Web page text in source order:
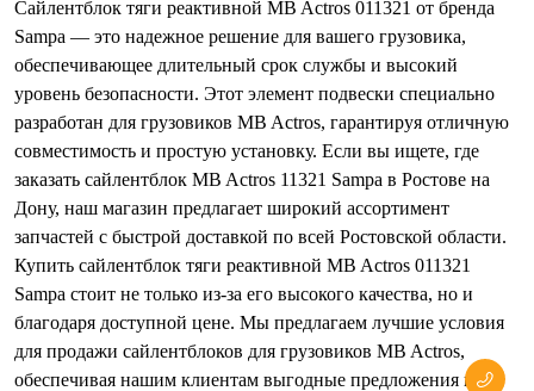
Сайлентблок тяги реактивной MB Actros 011321 от бренда
Sampa — это надежное решение для вашего грузовика,
обеспечивающее длительный срок службы и высокий
уровень безопасности. Этот элемент подвески специально
разработан для грузовиков MB Actros, гарантируя отличную
совместимость и простую установку. Если вы ищете, где
заказать сайлентблок MB Actros 11321 Sampa в Ростове на
Дону, наш магазин предлагает широкий ассортимент
запчастей с быстрой доставкой по всей Ростовской области.
Купить сайлентблок тяги реактивной MB Actros 011321
Sampa стоит не только из-за его высокого качества, но и
благодаря доступной цене. Мы предлагаем лучшие условия
для продажи сайлентблоков для грузовиков MB Actros,
обеспечивая нашим клиентам выгодные предложения и